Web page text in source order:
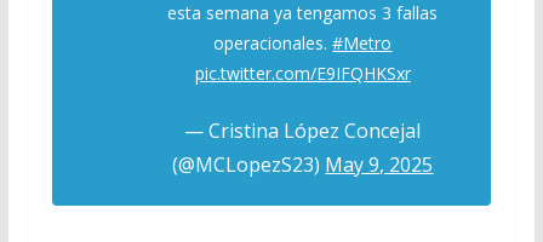
esta semana ya tengamos 3 fallas
operacionales.#Metro
pic.twitter.com/E9IFQHKSxr
— Cristina López Concejal
(@MCLopezS23) May 9, 2025